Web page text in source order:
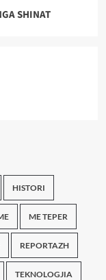
SHINAT
HISTORI
ME TEPER
REPORTAZH
TEKNOLOGJIA